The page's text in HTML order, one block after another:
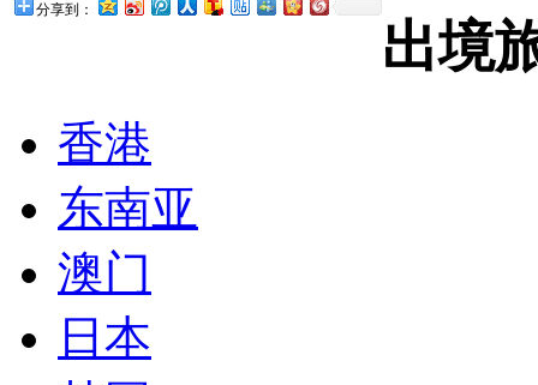
分享到：
出境
香港
东南亚
澳门
日本